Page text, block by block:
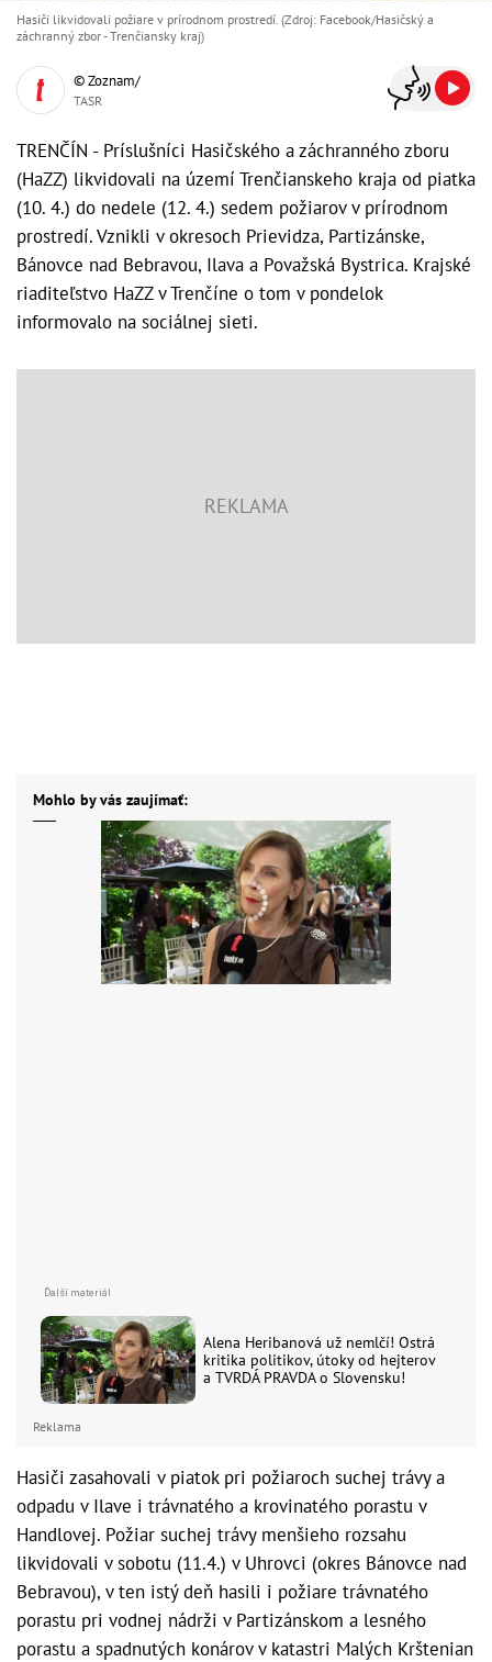
Hasiči likvidovali požiare v prírodnom prostredí. (Zdroj: Facebook/Hasičský a
záchranný zbor - Trenčiansky kraj)
© Zoznam/
TASR
TRENČÍN - Príslušníci Hasičského a záchranného zboru
(HaZZ) likvidovali na území Trenčianskeho kraja od piatka
(10. 4.) do nedele (12. 4.) sedem požiarov v prírodnom
prostredí. Vznikli v okresoch Prievidza, Partizánske,
Bánovce nad Bebravou, Ilava a Považská Bystrica. Krajské
riaditeľstvo HaZZ v Trenčíne o tom v pondelok
informovalo na sociálnej sieti.
Mohlo by vás zaujímať:
Alena Heribanová už nemlčí! Ostrá
kritika politikov, útoky od hejterov
a TVRDÁ PRAVDA o Slovensku!
Reklama
Hasiči zasahovali v piatok pri požiaroch suchej trávy a
odpadu v Ilave i trávnatého a krovinatého porastu v
Handlovej. Požiar suchej trávy menšieho rozsahu
likvidovali v sobotu (11.4.) v Uhrovci (okres Bánovce nad
Bebravou), v ten istý deň hasili i požiare trávnatého
porastu pri vodnej nádrži v Partizánskom a lesného
porastu a spadnutých konárov v katastri Malých Krštenian